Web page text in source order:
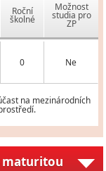
Roční
školné
Možnost
studia pro
ZP
0 Ne
na mezinárodních
maturitou